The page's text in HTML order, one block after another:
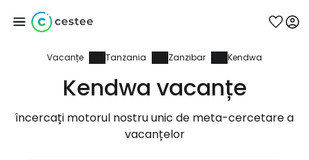
Vacanțe Tanzania Zanzibar Kendwa
Kendwa vacanțe
încercați motorul nostru unic de meta-cercetare a
vacanțelor
Conectați-vă la
Cestee
... comunitatea mondială a călătorilor